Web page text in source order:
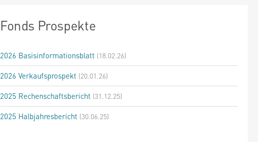
Fonds Prospekte
2026 Basisinformationsblatt (18.02.26)
2026 Verkaufsprospekt (20.01.26)
2025 Rechenschaftsbericht (31.12.25)
2025 Halbjahresbericht (30.06.25)